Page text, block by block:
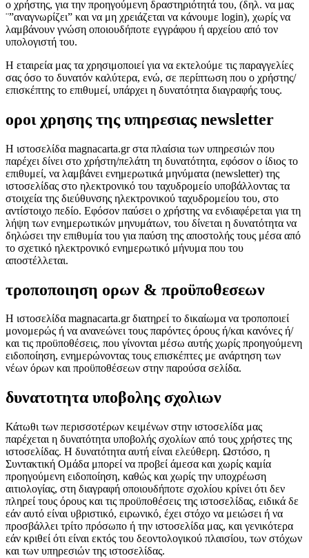
ο χρήστης, για την προηγούμενη δραστηριότητά του, (δηλ. να μας
¨”αναγνωρίζει” και να μη χρειάζεται να κάνουμε login), χωρίς να
λαμβάνουν γνώση οποιουδήποτε εγγράφου ή αρχείου από τον
υπολογιστή του.
Η εταιρεία μας τα χρησιμοποιεί για να εκτελούμε τις παραγγελίες
σας όσο το δυνατόν καλύτερα, ενώ, σε περίπτωση που ο χρήστης/
επισκέπτης το επιθυμεί, υπάρχει η δυνατότητα διαγραφής τους.
οροι χρησης της υπηρεσιας newsletter
Η ιστοσελίδα magnacarta.gr στα πλαίσια των υπηρεσιών που
παρέχει δίνει στο χρήστη/πελάτη τη δυνατότητα, εφόσον ο ίδιος το
επιθυμεί, να λαμβάνει ενημερωτικά μηνύματα (newsletter) της
ιστοσελίδας στο ηλεκτρονικό του ταχυδρομείο υποβάλλοντας τα
στοιχεία της διεύθυνσης ηλεκτρονικού ταχυδρομείου του, στο
αντίστοιχο πεδίο. Εφόσον παύσει ο χρήστης να ενδιαφέρεται για τη
λήψη των ενημερωτικών μηνυμάτων, του δίνεται η δυνατότητα να
δηλώσει την επιθυμία του για παύση της αποστολής τους μέσα από
το σχετικό ηλεκτρονικό ενημερωτικό μήνυμα που του
αποστέλλεται.
τροποποιηση ορων & προϋποθεσεων
Η ιστοσελίδα magnacarta.gr διατηρεί το δικαίωμα να τροποποιεί
μονομερώς ή να ανανεώνει τους παρόντες όρους ή/και κανόνες ή/
και τις προϋποθέσεις, που γίνονται μέσω αυτής χωρίς προηγούμενη
ειδοποίηση, ενημερώνοντας τους επισκέπτες με ανάρτηση των
νέων όρων και προϋποθέσεων στην παρούσα σελίδα.
δυνατοτητα υποβολης σχολιων
Κάτωθι των περισσοτέρων κειμένων στην ιστοσελίδα μας
παρέχεται η δυνατότητα υποβολής σχολίων από τους χρήστες της
ιστοσελίδας. Η δυνατότητα αυτή είναι ελεύθερη. Ωστόσο, η
Συντακτική Ομάδα μπορεί να προβεί άμεσα και χωρίς καμία
προηγούμενη ειδοποίηση, καθώς και χωρίς την υποχρέωση
αιτιολογίας, στη διαγραφή οποιουδήποτε σχολίου κρίνει ότι δεν
πληρεί τους όρους και τις προϋποθέσεις της ιστοσελίδας, ειδικά δε
εάν αυτό είναι υβριστικό, ειρωνικό, έχει στόχο να μειώσει ή να
προσβάλλει τρίτο πρόσωπο ή την ιστοσελίδα μας, και γενικότερα
εάν κριθεί ότι είναι εκτός του δεοντολογικού πλαισίου, των στόχων
και των υπηρεσιών της ιστοσελίδας.